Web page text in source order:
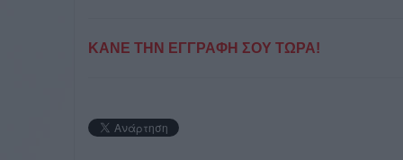
ΚΑΝΕ ΤΗΝ ΕΓΓΡΑΦΗ ΣΟΥ ΤΩΡΑ!